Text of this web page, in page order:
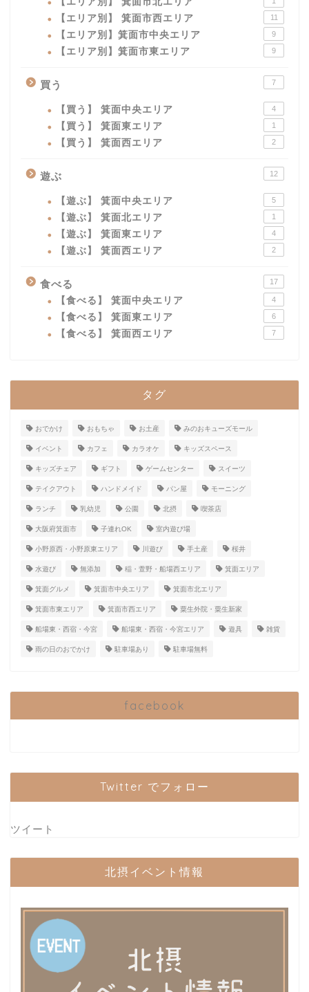
【エリア別】 箕面市西エリア 11
【エリア別】箕面市中央エリア 9
【エリア別】箕面市東エリア 9
買う 7
【買う】 箕面中央エリア 4
【買う】 箕面東エリア 1
【買う】 箕面西エリア 2
遊ぶ 12
【遊ぶ】 箕面中央エリア 5
【遊ぶ】 箕面北エリア 1
【遊ぶ】 箕面東エリア 4
【遊ぶ】 箕面西エリア 2
食べる 17
【食べる】 箕面中央エリア 4
【食べる】 箕面東エリア 6
【食べる】 箕面西エリア 7
タグ
おでかけ おもちゃ お土産 みのおキューズモール
イベント カフェ カラオケ キッズスペース
キッズチェア ギフト ゲームセンター スイーツ
テイクアウト ハンドメイド パン屋 モーニング
ランチ 乳幼児 公園 北摂 喫茶店
大阪府箕面市 子連れOK 室内遊び場
小野原西・小野原東エリア 川遊び 手土産 桜井
水遊び 無添加 稲・萱野・船場西エリア 箕面エリア
箕面グルメ 箕面市中央エリア 箕面市北エリア
箕面市東エリア 箕面市西エリア 粟生外院・粟生新家
船場東・西宿・今宮 船場東・西宿・今宮エリア 遊具 雑貨
雨の日のおでかけ 駐車場あり 駐車場無料
facebook
Twitter でフォロー
ツイート
北摂イベント情報